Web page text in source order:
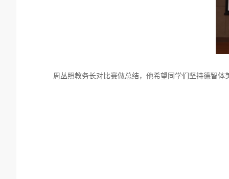
周丛照教务长对比赛做总结，他希望同学们坚持德智